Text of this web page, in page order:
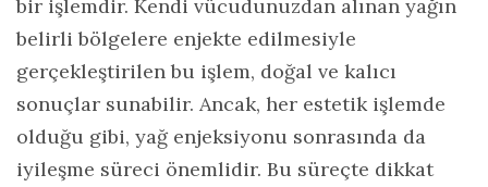
bir işlemdir. Kendi vücudunuzdan alınan yağın
belirli bölgelere enjekte edilmesiyle
gerçekleştirilen bu işlem, doğal ve kalıcı
sonuçlar sunabilir. Ancak, her estetik işlemde
olduğu gibi, yağ enjeksiyonu sonrasında da
iyileşme süreci önemlidir. Bu süreçte dikkat